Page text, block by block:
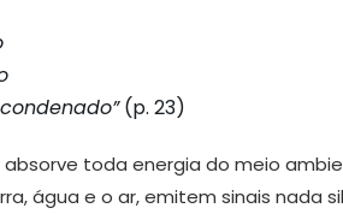
(p. 23)
toda energia do meio
água e o ar, emitem sinais nada